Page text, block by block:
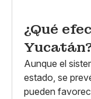
¿Qué
Aunque el
estado, se
pueden